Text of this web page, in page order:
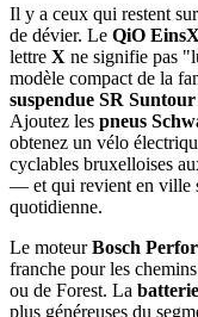
Il y a ceux qui restent
de dévier. Le QiO
lettre X ne signifie pas
modèle compact de la
suspendue SR
Ajoutez les pneus
obtenez un vélo
cyclables bruxelloises
— et qui revient en ville
quotidienne.
Le moteurBosch
franche pour les
ou de Forest. La
plus généreuses du